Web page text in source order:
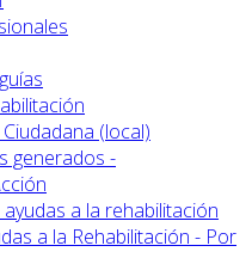
(local)
generados -
a la rehabilitación
a la Rehabilitación - Por